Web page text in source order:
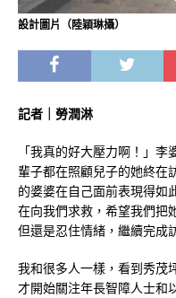
設計圖片（陸穎琳攝）
記者｜勞潤淋
「我真的好大壓力啊！」
輩子都在照顧兒子的她終在
的婆婆在自己面前表現得如
在向我們求救，希望我們把
但還是忍住情緒，繼續完成
我和很多人一樣，看到秀茂
才開始關注年長智障人士和